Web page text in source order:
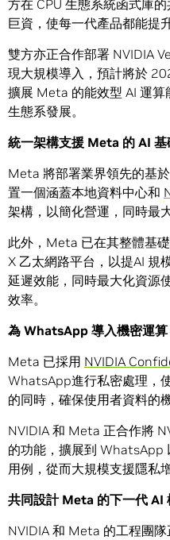
方在 CPU 生態系統函式庫
巨資，使每一代產品都能提
雙方亦正合作部署 NVIDIA
現大規模導入，預計將於
擴展 Meta 的能效型 AI 運
生態系發展。
統一架構支援 Meta 的 AI 基
Meta 將部署業界領先的基
置一個涵蓋本地資料中心和
架構，以簡化營運，同時最
此外，Meta 已在其整體基
X 乙太網路平台，以提AI 規
延遲效能，同時最大化資源
效率。
為 WhatsApp 導入機密運算
Meta 已採用 NVIDIA
WhatsApp進行私密處理，
的同時，確保使用者資料的
NVIDIA 和 Meta 正合作將
的功能，擴展到 WhatsApp
用例，從而大規模支援隱私
共同設計Meta 的下一代 AI
NVIDIA 和 Meta 的工程團